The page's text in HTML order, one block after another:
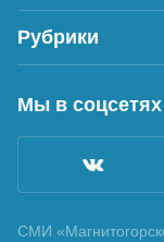
Рубрики
Мы в соцсетях
СМИ